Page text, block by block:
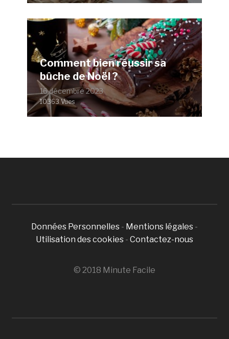
Comment bien réussir sa
bûche de Noël ?
16 décembre 2023
10363 Vues
Données Personnelles - Mentions légales -
Utilisation des cookies - Contactez-nous
© 2018 Minute Facile